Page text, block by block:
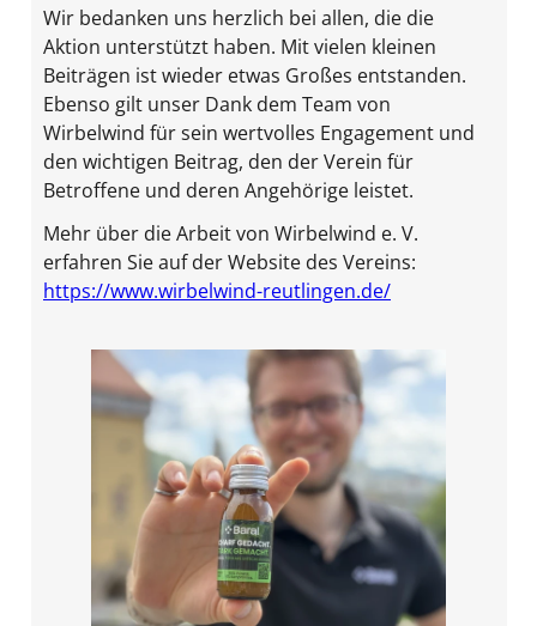
Wir bedanken uns herzlich bei allen, die die
Aktion unterstützt haben. Mit vielen kleinen
Beiträgen ist wieder etwas Großes entstanden.
Ebenso gilt unser Dank dem Team von
Wirbelwind für sein wertvolles Engagement und
den wichtigen Beitrag, den der Verein für
Betroffene und deren Angehörige leistet.
Mehr über die Arbeit von Wirbelwind e. V.
erfahren Sie auf der Website des Vereins:
https://www.wirbelwind-reutlingen.de/